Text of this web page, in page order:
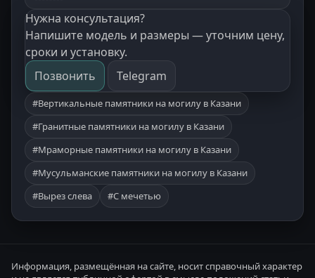
Нужна консультация?
Напишите модель и размеры — уточним цену,
сроки и установку.
Позвонить
Telegram
#Вертикальные памятники на могилу в Казани
#Гранитные памятники на могилу в Казани
#Мраморные памятники на могилу в Казани
#Мусульманские памятники на могилу в Казани
#Вырез слева
#С мечетью
Информация, размещённая на сайте, носит справочный характер